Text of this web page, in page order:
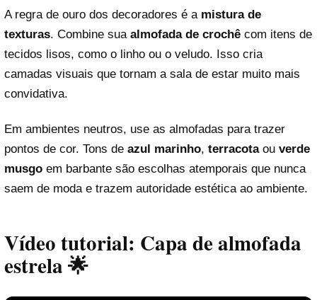
A regra de ouro dos decoradores é a mistura de
texturas. Combine sua almofada de crochê com itens de
tecidos lisos, como o linho ou o veludo. Isso cria
camadas visuais que tornam a sala de estar muito mais
convidativa.
Em ambientes neutros, use as almofadas para trazer
pontos de cor. Tons de azul marinho, terracotaou verde
musgo em barbante são escolhas atemporais que nunca
saem de moda e trazem autoridade estética ao ambiente.
Vídeo tutorial: Capa de almofada
estrela 🌟